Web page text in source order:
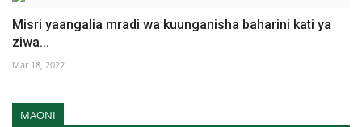
Misri yaangalia mradi wa kuunganisha baharini kati ya
ziwa...
Mar 18, 2022
MAONI